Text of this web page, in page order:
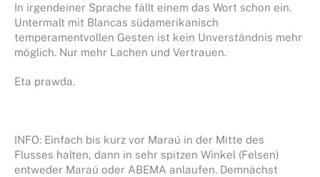
In irgendeiner Sprache fällt einem das Wort schon ein.
Untermalt mit Blancas südamerikanisch
temperamentvollen Gesten ist kein Unverständnis mehr
möglich. Nur mehr Lachen und Vertrauen.
Eta prawda.
INFO: Einfach bis kurz vor Maraú in der Mitte des
Flusses halten, dann in sehr spitzen Winkel (Felsen)
entweder Maraú oder ABEMA anlaufen. Demnächst